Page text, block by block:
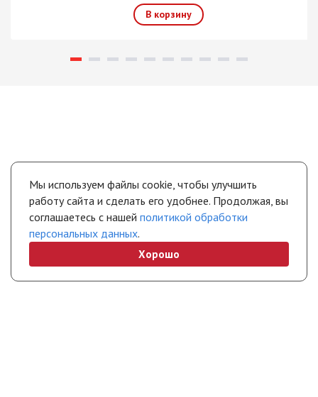
Мы используем файлы cookie, чтобы улучшить
работу сайта и сделать его удобнее. Продолжая, вы
соглашаетесь с нашей политикой обработки
персональных данных.
Хорошо